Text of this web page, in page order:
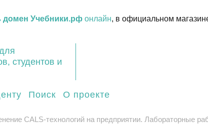
домен Учебники.рф онлайн, в официальном
студентов и
Поиск О проекте
CALS-технологий на предприятии. Лабораторные